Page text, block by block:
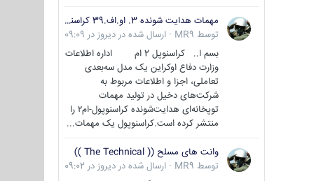
مهمات هدایت شونده 3. او.اف.39 کراسنوپل/بصیر( Krasnopol 3OF39 )
توسط MR9
· ارسال شده در دیروز در 09:09
بسم ا.. کراسنوپل 2 ام اداره اطلاعات
وزارت دفاع اوکراین یک مدل سه‌بعدی
تعاملی، اجزا و اطلاعات مربوط به
شرکت‌های دخیل در تولید مهمات
توپخانه‌ای هدایت‌شونده کراسنوپول-ام۲ را
منتشر کرده است.کراسنوپول یک مهمات...
وانت های مسلح (( The Technical ))
توسط MR9
· ارسال شده در دیروز در 09:02